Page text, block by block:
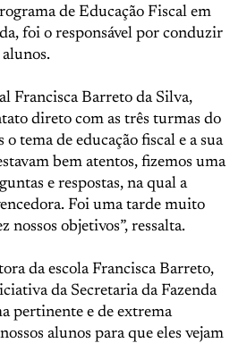
de Educação Fiscal em
foi o responsável por conduzir
Francisca Barreto da Silva,
direto com as três turmas do
o tema de educação fiscal e a sua
bem atentos, fizemos uma
e respostas, na qual a
Foi uma tarde muito
nossos objetivos”, ressalta.
da escola Francisca Barreto,
da Secretaria da Fazenda
pertinente e de extrema
alunos para que eles vejam